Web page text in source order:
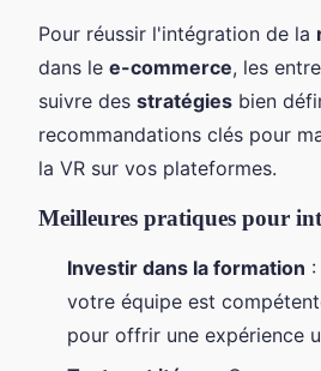
Pour réussir l'intégration de la
dans le e-commerce, les
suivre des stratégies bien
recommandations clés pour
la VR sur vos plateformes.
Meilleures pratiques pour
Investir dans la formation
votre équipe est
pour offrir une expérience